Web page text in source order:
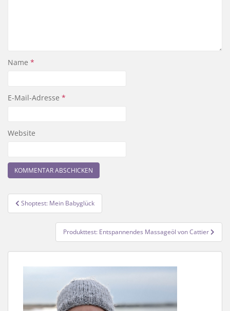
Name *
E-Mail-Adresse *
Website
Beitragsnavigation
Shoptest: Mein Babyglück
Produkttest: Entspannendes Massageöl von Cattier